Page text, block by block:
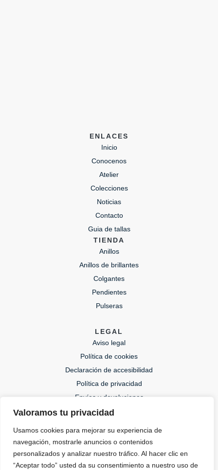
Valoramos tu privacidad
Usamos cookies para mejorar su experiencia de
navegación, mostrarle anuncios o contenidos
personalizados y analizar nuestro tráfico. Al hacer clic en
“Aceptar todo” usted da su consentimiento a nuestro uso de
ENLACES
Inicio
Conocenos
Atelier
Colecciones
Noticias
Contacto
Guia de tallas
TIENDA
Anillos
Anillos de brillantes
Colgantes
Pendientes
Pulseras
LEGAL
Aviso legal
Política de cookies
Declaración de accesibilidad
Política de privacidad
Envíos y devoluciones
lida@lidajoies.com